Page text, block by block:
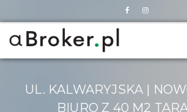
UL. KALWARYJSKA |
BIURO Z 40 M2